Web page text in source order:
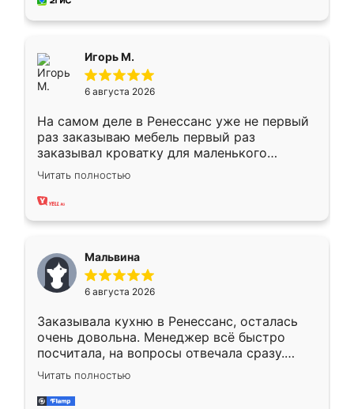
Игорь М.
6 августа 2026
На самом деле в Ренессанс уже не первый
раз заказываю мебель первый раз
заказывал кроватку для маленького
ребёнка при его рождении ,во второй раз
заказал шкаф-купе. По качеству очень
хорошее сборка достаточно быстрая,
меньше, здесь же он более разнообразный.
Мне нравится ,если что-то потребуется из
мебели буду заказывать только здесь.
Читать полностью
Мальвина
6 августа 2026
Заказывала кухню в Ренессанс, осталась
очень довольна. Менеджер всё быстро
посчитала, на вопросы отвечала сразу.
Замерщик приехал в субботу, подошёл к
делу со всей ответственностью. Собрали
за день, ребята работали аккуратно, даже
Читать полностью